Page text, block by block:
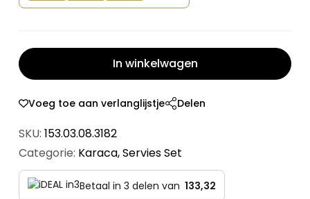
In winkelwagen
Voeg toe aan verlanglijstje Delen
SKU: 153.03.08.3182
Categorie: Karaca,Servies Set
Betaal in 3 delen van 133,32